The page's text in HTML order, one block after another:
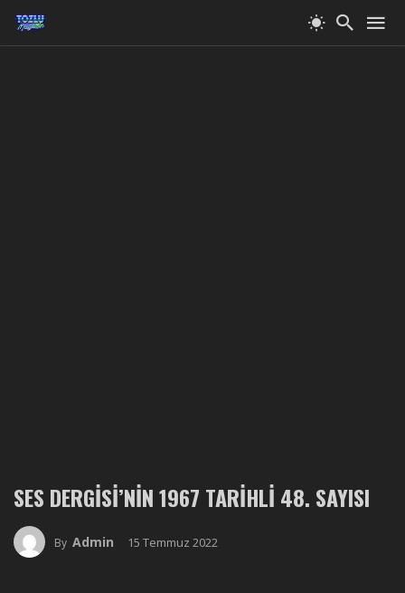
SES DERGISI’NIN 1967 TARIHLI 48. SAYISI
By Admin 15 Temmuz 2022